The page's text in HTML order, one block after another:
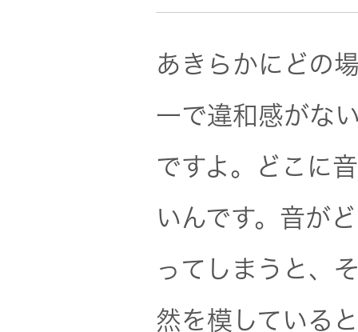
あきらかにどの
一で違和感がな
ですよ。どこに
いんです。音が
ってしまうと、
然を模している